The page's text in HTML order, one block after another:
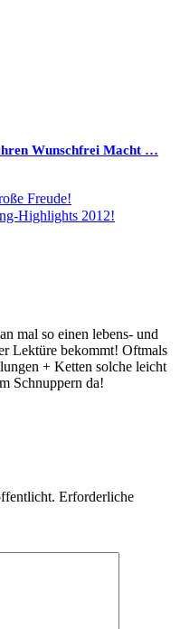
Wunschfrei Macht …
Freude!
Highlights 2012!
mal so einen lebens- und
Lektüre bekommt! Oftmals
+ Ketten solche leicht
Schnuppern da!
Erforderliche